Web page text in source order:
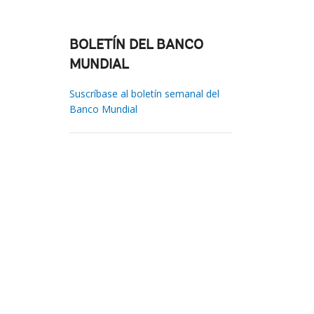
BOLETÍN DEL BANCO
MUNDIAL
Suscríbase al boletín semanal del
Banco Mundial